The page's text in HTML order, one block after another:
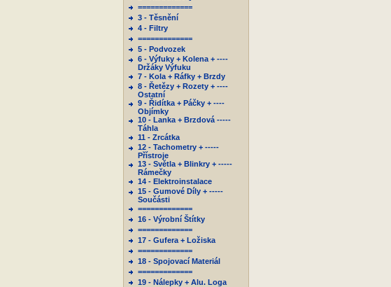
=============
3 - Těsnění
4 - Filtry
=============
5 - Podvozek
6 - Výfuky + Kolena + ----
Držáky Výfuku
7 - Kola + Ráfky + Brzdy
8 - Řetězy + Rozety + ----
Ostatní
9 - Řidítka + Páčky + ----
Objímky
10 - Lanka + Brzdová -----
Táhla
11 - Zrcátka
12 - Tachometry + -----
Přístroje
13 - Světla + Blinkry + -----
Rámečky
14 - Elektroinstalace
15 - Gumové Díly + -----
Součásti
=============
16 - Výrobní Štítky
=============
17 - Gufera + Ložiska
=============
18 - Spojovací Materiál
=============
19 - Nálepky + Alu. Loga